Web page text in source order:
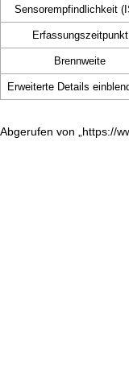
Sensorempfindlichkeit
Erfassungszeitpunkt
Brennweite
Erweiterte Details
Abgerufen von „ https://